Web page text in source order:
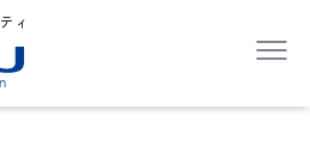
ィ